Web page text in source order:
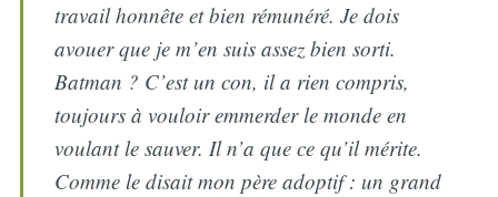
travail honnête et bien rémunéré. Je dois
avouer que je m’en suis assez bien sorti.
Batman ? C’est un con, il a rien compris,
toujours à vouloir emmerder le monde en
voulant le sauver. Il n’a que ce qu’il mérite.
Comme le disait mon père adoptif : un grand